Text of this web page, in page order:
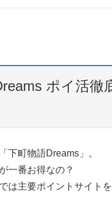
ポイ活
下町物語Dreams」。
一番お得なの？
は主要ポイントサイト